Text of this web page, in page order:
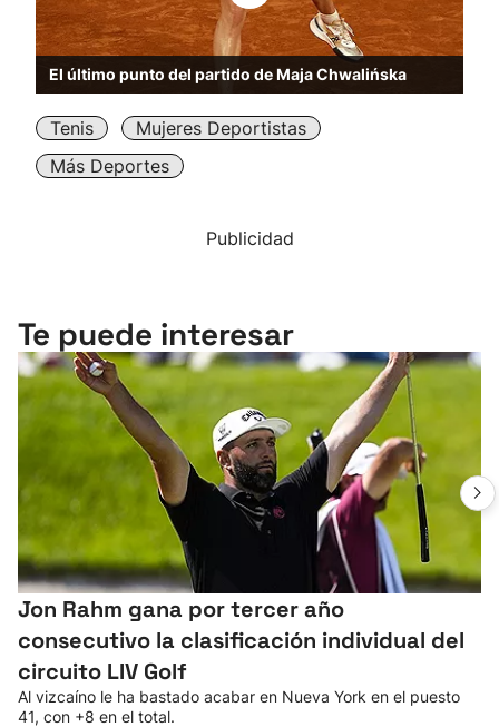
El último punto del partido de Maja Chwalińska
Tenis
Mujeres Deportistas
Más Deportes
Publicidad
Te puede interesar
Jon Rahm gana por tercer año
consecutivo la clasificación individual del
circuito LIV Golf
Al vizcaíno le ha bastado acabar en Nueva York en el puesto
41, con +8 en el total.